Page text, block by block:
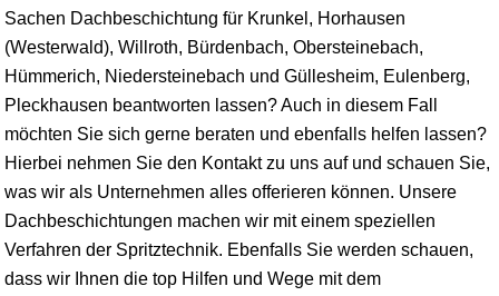
Sachen Dachbeschichtung für Krunkel, Horhausen
(Westerwald), Willroth, Bürdenbach, Obersteinebach,
Hümmerich, Niedersteinebach und Güllesheim, Eulenberg,
Pleckhausen beantworten lassen? Auch in diesem Fall
möchten Sie sich gerne beraten und ebenfalls helfen lassen?
Hierbei nehmen Sie den Kontakt zu uns auf und schauen Sie,
was wir als Unternehmen alles offerieren können. Unsere
Dachbeschichtungen machen wir mit einem speziellen
Verfahren der Spritztechnik. Ebenfalls Sie werden schauen,
dass wir Ihnen die top Hilfen und Wege mit dem